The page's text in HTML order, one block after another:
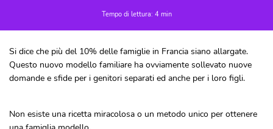
Tempo di lettura: 4 min
Si dice che più del 10% delle famiglie in Francia siano allargate.
Questo nuovo modello familiare ha ovviamente sollevato nuove
domande e sfide per i genitori separati ed anche per i loro figli.
Non esiste una ricetta miracolosa o un metodo unico per ottenere